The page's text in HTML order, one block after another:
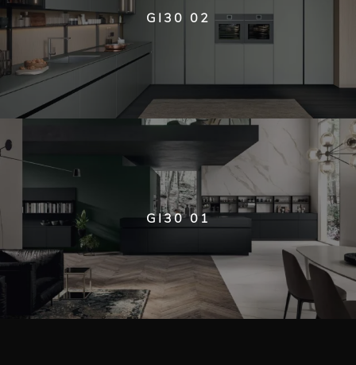
GI30 02
GI30 01